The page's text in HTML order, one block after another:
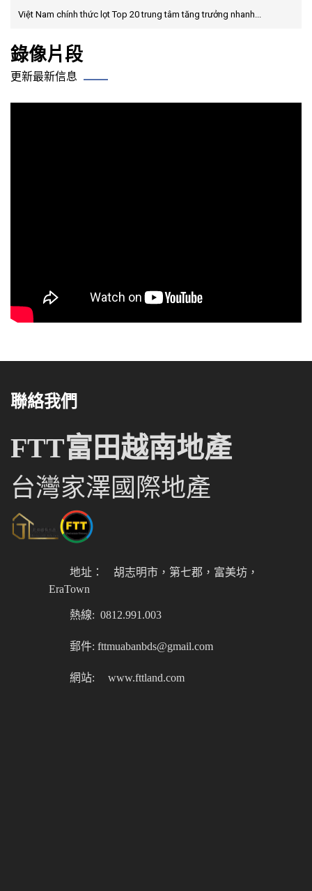
Việt Nam chính thức lọt Top 20 trung tâm tăng trưởng nhanh...
錄像片段
更新最新信息
聯絡我們
FTT富田越南地產
台灣家澤國際地產
地址：
胡志明市，第七郡，富美坊，
EraTown
熱線: 0812.991.003
郵件: fttmuabanbds@gmail.com
網站: www.fttland.com